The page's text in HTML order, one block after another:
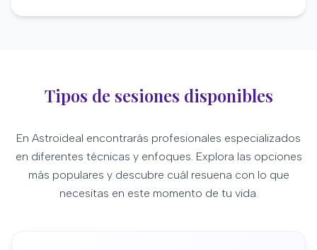
Tipos de sesiones disponibles
En Astroideal encontrarás profesionales especializados
en diferentes técnicas y enfoques. Explora las opciones
más populares y descubre cuál resuena con lo que
necesitas en este momento de tu vida.